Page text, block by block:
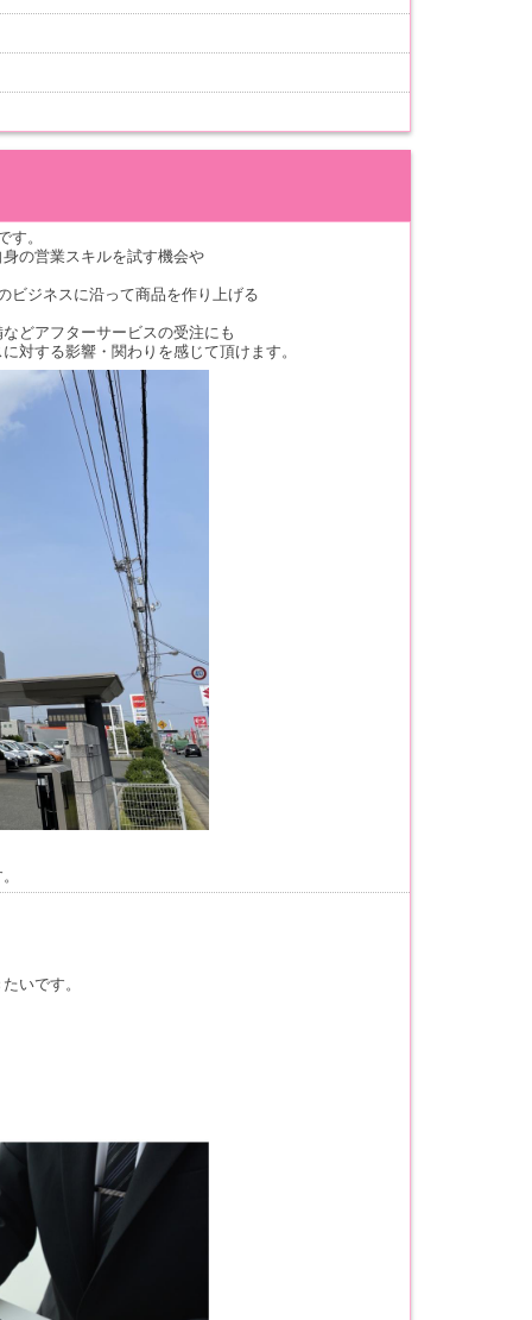
。
の営業スキルを試す機会や
ビジネスに沿って商品を作り上げる
どアフターサービスの受注にも
対する影響・関わりを感じて頂けます。
いです。